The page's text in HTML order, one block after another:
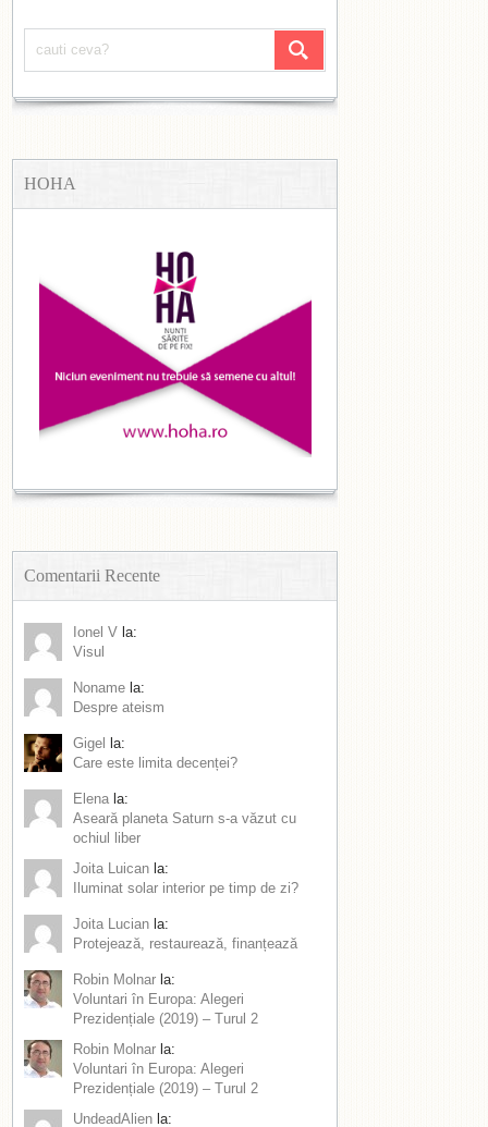
HOHA
Comentarii Recente
Ionel V la:
Visul
Noname la:
Despre ateism
Gigel
la:
Care este limita decenței?
Elena la:
Aseară planeta Saturn s-a văzut cu
ochiul liber
Joita Luican la:
Iluminat solar interior pe timp de zi?
Joita Lucian la:
Protejează, restaurează, finanțează
Robin Molnar la:
Voluntari în Europa: Alegeri
Prezidențiale (2019) – Turul 2
Robin Molnar la:
Voluntari în Europa: Alegeri
Prezidențiale (2019) – Turul 2
UndeadAlien la: